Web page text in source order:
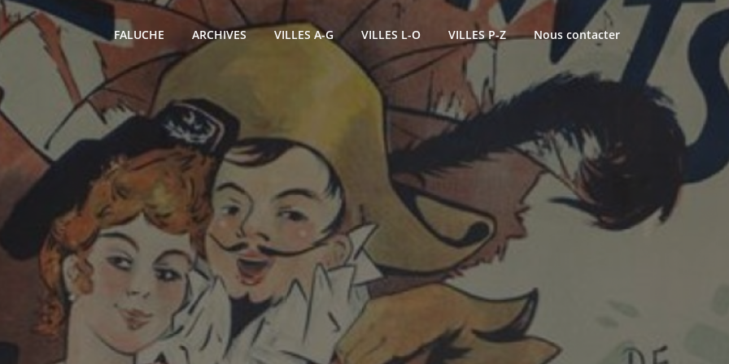
FALUCHE ARCHIVES VILLES A-G VILLES L-O VILLES P-Z Nous contacter